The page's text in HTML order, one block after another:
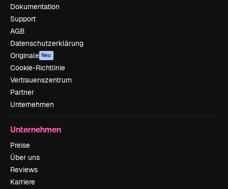
Dokumentation
Support
AGB
Datenschutzerklärung
Originale Neu
Cookie-Richtlinie
Vertrauenszentrum
Partner
Unternehmen
Unternehmen
Preise
Über uns
Reviews
Karriere